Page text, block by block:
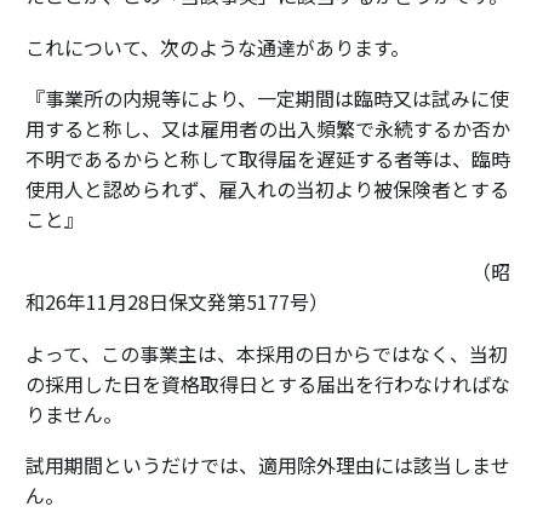
これについて、次のような通達があります。
『事業所の内規等により、一定期間は臨時又は試みに使
用すると称し、又は雇用者の出入頻繁で永続するか否か
不明であるからと称して取得届を遅延する者等は、臨時
使用人と認められず、雇入れの当初より被保険者とする
こと』
（昭
和26年11月28日保文発第5177号）
よって、この事業主は、本採用の日からではなく、当初
の採用した日を資格取得日とする届出を行わなければな
りません。
試用期間というだけでは、適用除外理由には該当しませ
ん。